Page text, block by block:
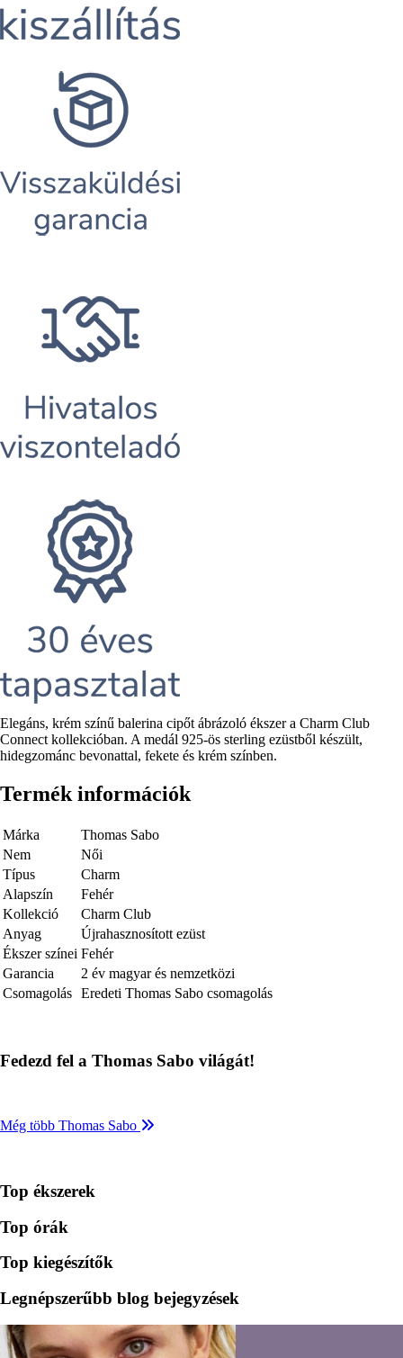
Rövid
leírás
Elegáns, krém színű balerina cipőt ábrázoló ékszer a Charm Club
Connect kollekcióban. A medál 925-ös sterling ezüstből készült,
hidegzománc bevonattal, fekete és krém színben.
Termék információk
Márka
Thomas Sabo
Nem
Női
Típus
Charm
Alapszín
Fehér
Kollekció
Charm Club
Anyag
Újrahasznosított ezüst
Ékszer színei Fehér
Garancia
2 év magyar és nemzetközi
Csomagolás Eredeti Thomas Sabo csomagolás
Fedezd fel a Thomas Sabo világát!
Még több Thomas Sabo
Top ékszerek
Top órák
Top kiegészítők
Legnépszerűbb blog bejegyzések